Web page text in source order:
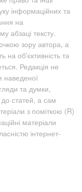
інформаційних та
на
абзаці тексту.
зору автора, а
на об'єктивність та
Редакція не
наведеної
та думки,
статей, а сам
з поміткою (R)
матеріали
інтернет-